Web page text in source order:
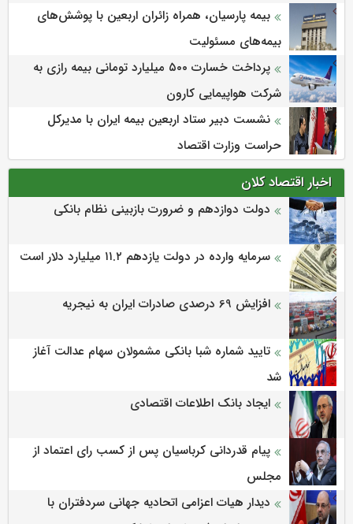
بیمه پارسیان، همراه زائران اربعین با پوشش‌های
بیمه‌های مسئولیت
پرداخت خسارت ۵۰۰ میلیارد تومانی بیمه رازی به
شرکت هواپیمایی کارون
نشست دبیر ستاد اربعین بیمه ایران با مدیرکل
حراست وزارت اقتصاد
اخبار اقتصاد کلان
دولت دوازدهم و ضرورت بازبینی نظام بانکی
سرمایه وارده در دولت یازدهم ۱۱.۲ میلیارد دلار است
افزایش 69 درصدی صادرات ایران به نیجریه
تایید شماره شبا بانکی مشمولان سهام عدالت آغاز
شد
ایجاد بانک اطلاعات اقتصادی
پیام قدردانی کرباسیان پس از کسب رای اعتماد از
مجلس
دیدار هیات اعزامی اتحادیه جهانی سردفتران با